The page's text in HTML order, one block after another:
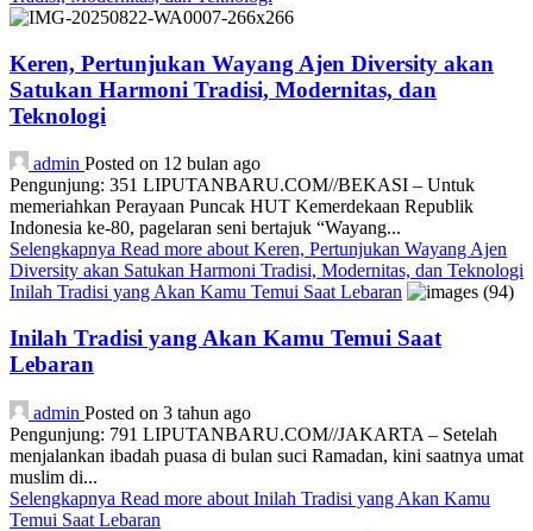
Keren, Pertunjukan Wayang Ajen Diversity akan
Satukan Harmoni Tradisi, Modernitas, dan
Teknologi
admin Posted on 12 bulan ago
Pengunjung: 351 LIPUTANBARU.COM//BEKASI – Untuk
memeriahkan Perayaan Puncak HUT Kemerdekaan Republik
Indonesia ke-80, pagelaran seni bertajuk “Wayang...
Selengkapnya Read more about Keren, Pertunjukan Wayang Ajen
Diversity akan Satukan Harmoni Tradisi, Modernitas, dan Teknologi
Inilah Tradisi yang Akan Kamu Temui Saat Lebaran
Inilah Tradisi yang Akan Kamu Temui Saat
Lebaran
admin Posted on 3 tahun ago
Pengunjung: 791 LIPUTANBARU.COM//JAKARTA – Setelah
menjalankan ibadah puasa di bulan suci Ramadan, kini saatnya umat
muslim di...
Selengkapnya Read more about Inilah Tradisi yang Akan Kamu
Temui Saat Lebaran